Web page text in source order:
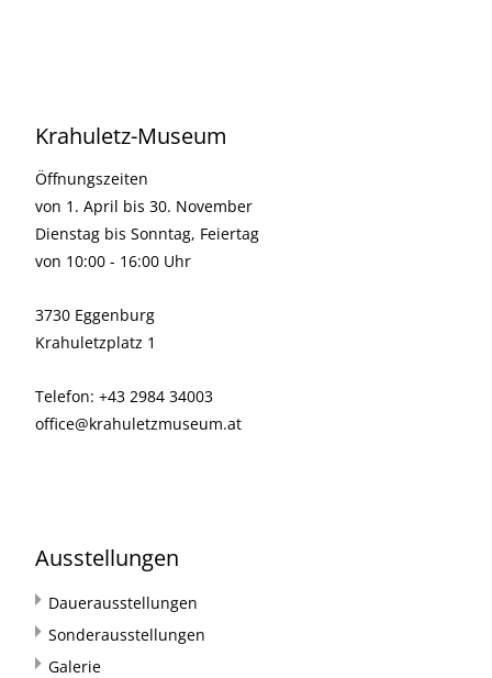
Krahuletz-Museum
Öffnungszeiten
von 1. April bis 30. November
Dienstag bis Sonntag, Feiertag
von 10:00 - 16:00 Uhr
3730 Eggenburg
Krahuletzplatz 1
Telefon: +43 2984 34003
office@krahuletzmuseum.at
Ausstellungen
Dauerausstellungen
Sonderausstellungen
Galerie